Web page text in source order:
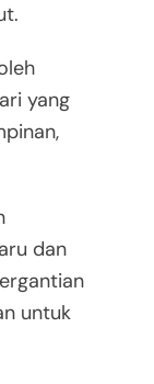
yang
dan
untuk